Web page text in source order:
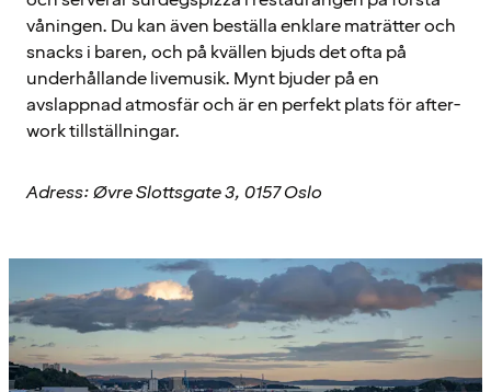
våningen. Du kan även beställa enklare maträtter och
snacks i baren, och på kvällen bjuds det ofta på
underhållande livemusik. Mynt bjuder på en
avslappnad atmosfär och är en perfekt plats för after-
work tillställningar.
Adress: Øvre Slottsgate 3, 0157 Oslo